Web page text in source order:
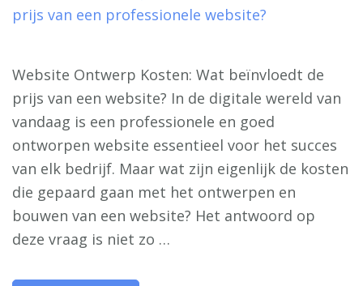
Website Ontwerp Kosten: Wat beïnvloedt de
prijs van een website? In de digitale wereld van
vandaag is een professionele en goed
ontworpen website essentieel voor het succes
van elk bedrijf. Maar wat zijn eigenlijk de kosten
die gepaard gaan met het ontwerpen en
bouwen van een website? Het antwoord op
deze vraag is niet zo …